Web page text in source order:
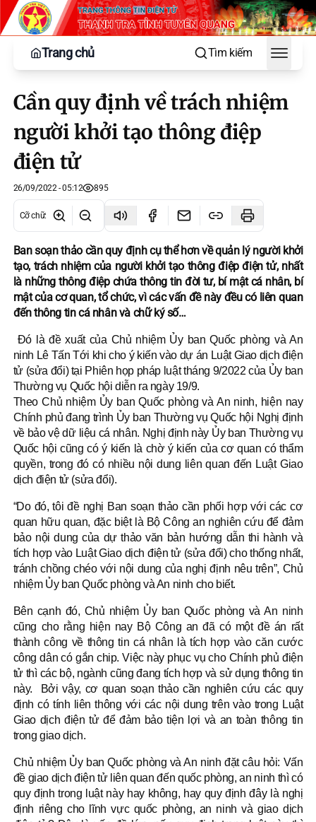
Trang chủ Tìm kiếm
Toggle
Cần quy định về trách nhiệm
người khởi tạo thông điệp
điện tử
26/09/2022 - 05:12 895
Cỡ chữ:
Ban soạn thảo cần quy định cụ thể hơn về quản lý người khởi
tạo, trách nhiệm của người khởi tạo thông điệp điện tử, nhất
là những thông điệp chứa thông tin đời tư, bí mật cá nhân, bí
mật của cơ quan, tổ chức, vì các vấn đề này đều có liên quan
đến thông tin cá nhân và chữ ký số…
Đó là đề xuất của Chủ nhiệm Ủy ban Quốc phòng và An
ninh Lê Tấn Tới khi cho ý kiến vào dự án Luật Giao dịch điện
tử (sửa đổi) tại Phiên họp pháp luật tháng 9/2022 của Ủy ban
Thường vụ Quốc hội diễn ra ngày 19/9.
Theo Chủ nhiệm Ủy ban Quốc phòng và An ninh, hiện nay
Chính phủ đang trình Ủy ban Thường vụ Quốc hội Nghị định
về bảo vệ dữ liệu cá nhân. Nghị định này Ủy ban Thường vụ
Quốc hội cũng có ý kiến là chờ ý kiến của cơ quan có thẩm
quyền, trong đó có nhiều nội dung liên quan đến Luật Giao
dịch điện tử (sửa đổi).
“Do đó, tôi đề nghị Ban soạn thảo cần phối hợp với các cơ
quan hữu quan, đặc biệt là Bộ Công an nghiên cứu để đảm
bảo nội dung của dự thảo văn bản hướng dẫn thi hành và
tích hợp vào Luật Giao dịch điện tử (sửa đổi) cho thống nhất,
tránh chồng chéo với nội dung của nghị định nêu trên”, Chủ
nhiệm Ủy ban Quốc phòng và An ninh cho biết.
Bên cạnh đó, Chủ nhiệm Ủy ban Quốc phòng và An ninh
cũng cho rằng hiện nay Bộ Công an đã có một đề án rất
thành công về thông tin cá nhân là tích hợp vào căn cước
công dân có gắn chip. Việc này phục vụ cho Chính phủ điện
tử thì các bộ, ngành cũng đang tích hợp và sử dụng thông tin
này. Bởi vậy, cơ quan soạn thảo cần nghiên cứu các quy
định có tính liên thông với các nội dung trên vào trong Luật
Giao dịch điện tử để đảm bảo tiện lợi và an toàn thông tin
trong giao dịch.
Chủ nhiệm Ủy ban Quốc phòng và An ninh đặt câu hỏi: Vấn
đề giao dịch điện tử liên quan đến quốc phòng, an ninh thì có
quy định trong luật này hay không, hay quy định đây là nghị
định riêng cho lĩnh vực quốc phòng, an ninh và giao dịch